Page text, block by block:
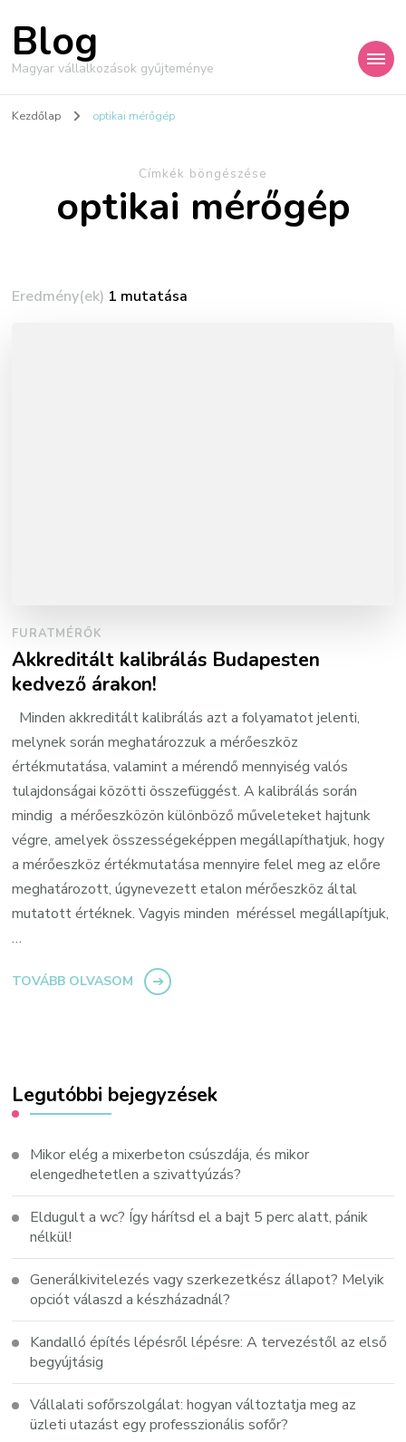
Blog
Magyar vállalkozások gyűjteménye
Kezdőlap optikai mérőgép
Címkék böngészése
optikai mérőgép
Eredmény(ek) 1 mutatása
FURATMÉRŐK
Akkreditált kalibrálás Budapesten
kedvező árakon!
Minden akkreditált kalibrálás azt a folyamatot jelenti,
melynek során meghatározzuk a mérőeszköz
értékmutatása, valamint a mérendő mennyiség valós
tulajdonságai közötti összefüggést. A kalibrálás során
mindig a mérőeszközön különböző műveleteket hajtunk
végre, amelyek összességeképpen megállapíthatjuk, hogy
a mérőeszköz értékmutatása mennyire felel meg az előre
meghatározott, úgynevezett etalon mérőeszköz által
mutatott értéknek. Vagyis minden méréssel megállapítjuk,
…
TOVÁBB OLVASOM
Legutóbbi bejegyzések
Mikor elég a mixerbeton csúszdája, és mikor
elengedhetetlen a szivattyúzás?
Eldugult a wc? Így hárítsd el a bajt 5 perc alatt, pánik
nélkül!
Generálkivitelezés vagy szerkezetkész állapot? Melyik
opciót válaszd a készházadnál?
Kandalló építés lépésről lépésre: A tervezéstől az első
begyújtásig
Vállalati sofőrszolgálat: hogyan változtatja meg az
üzleti utazást egy professzionális sofőr?